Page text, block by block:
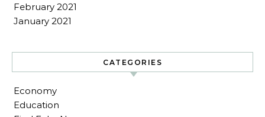
February 2021
January 2021
CATEGORIES
Economy
Education